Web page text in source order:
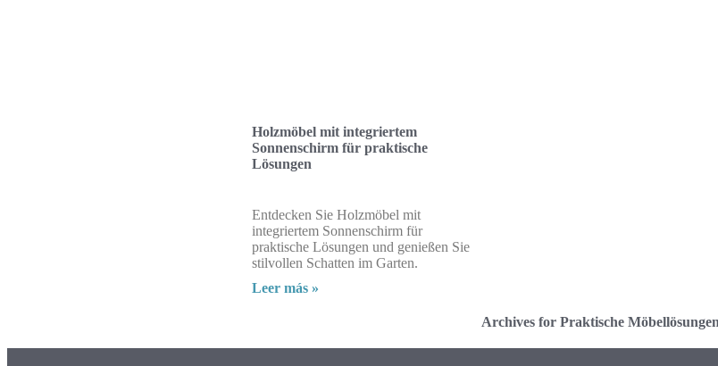
Holzmöbel mit integriertem
Sonnenschirm für praktische
Lösungen
Entdecken Sie Holzmöbel mit
integriertem Sonnenschirm für
praktische Lösungen und genießen Sie
stilvollen Schatten im Garten.
Leer más »
Archives for Praktische Möbellösungen